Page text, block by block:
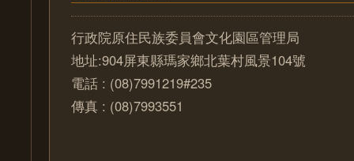
行政院原住民族委員會文化園區管理局
地址:904屏東縣瑪家鄉北葉村風景104號
電話 : (08)7991219#235
傳真 : (08)7993551